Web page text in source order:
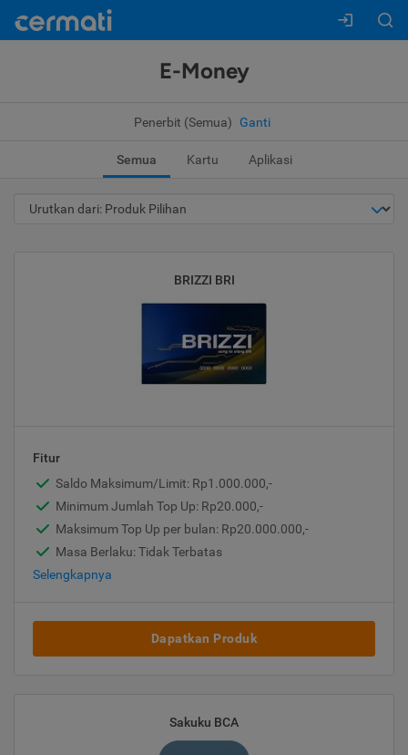
E-Money
Penerbit (Semua) Ganti
Semua Kartu Aplikasi
BRIZZI BRI
Fitur
Saldo Maksimum/Limit: Rp1.000.000,-
Minimum Jumlah Top Up: Rp20.000,-
Maksimum Top Up per bulan: Rp20.000.000,-
Masa Berlaku: Tidak Terbatas
Selengkapnya
Dapatkan Produk
Sakuku BCA